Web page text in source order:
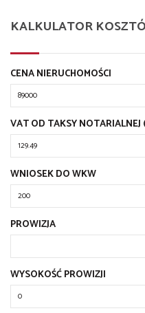
KALKULATOR
CENA NIERUCHOMOŚCI
VAT OD TAKSY
WNIOSEK DO WKW
PROWIZJA
WYSOKOŚĆ PROWIZJI